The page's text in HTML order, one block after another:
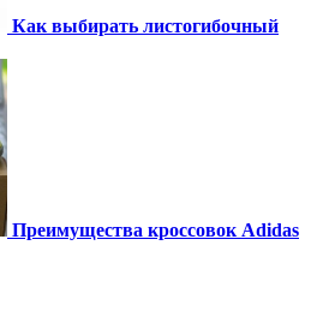
Как выбирать листогибочный
Преимущества кроссовок Adidas